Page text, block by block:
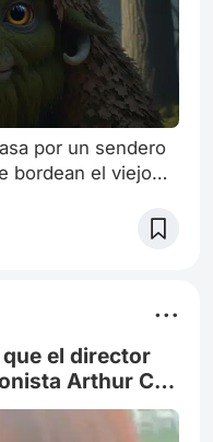
por un sendero
bordean el viejo
solo en
Era... diferente.
especie de pelaje
el director
Arthur C.
«2001: